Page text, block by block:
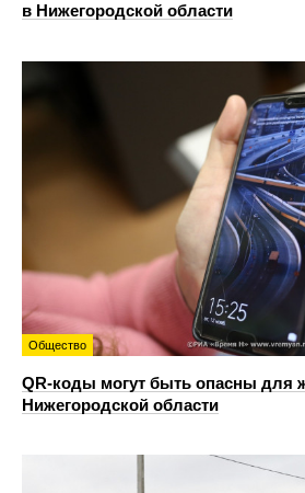
в Нижегородской области
Общество
QR-коды могут быть опасны для
Нижегородской области